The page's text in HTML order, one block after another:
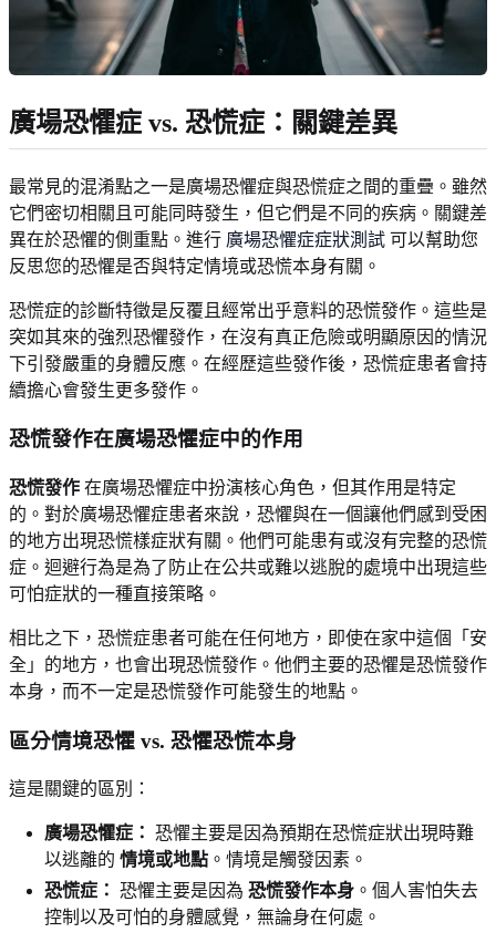
廣場恐懼症 vs. 恐慌症：關鍵差異
最常見的混淆點之一是廣場恐懼症與恐慌症之間的重疊。雖然
它們密切相關且可能同時發生，但它們是不同的疾病。關鍵差
異在於恐懼的側重點。進行 廣場恐懼症症狀測試 可以幫助您
反思您的恐懼是否與特定情境或恐慌本身有關。
恐慌症的診斷特徵是反覆且經常出乎意料的恐慌發作。這些是
突如其來的強烈恐懼發作，在沒有真正危險或明顯原因的情況
下引發嚴重的身體反應。在經歷這些發作後，恐慌症患者會持
續擔心會發生更多發作。
恐慌發作在廣場恐懼症中的作用
恐慌發作 在廣場恐懼症中扮演核心角色，但其作用是特定
的。對於廣場恐懼症患者來說，恐懼與在一個讓他們感到受困
的地方出現恐慌樣症狀有關。他們可能患有或沒有完整的恐慌
症。迴避行為是為了防止在公共或難以逃脫的處境中出現這些
可怕症狀的一種直接策略。
相比之下，恐慌症患者可能在任何地方，即使在家中這個「安
全」的地方，也會出現恐慌發作。他們主要的恐懼是恐慌發作
本身，而不一定是恐慌發作可能發生的地點。
區分情境恐懼 vs. 恐懼恐慌本身
這是關鍵的區別：
廣場恐懼症： 恐懼主要是因為預期在恐慌症狀出現時難
以逃離的 情境或地點 。情境是觸發因素。
恐慌症： 恐懼主要是因為 恐慌發作本身 。個人害怕失去
控制以及可怕的身體感覺，無論身在何處。